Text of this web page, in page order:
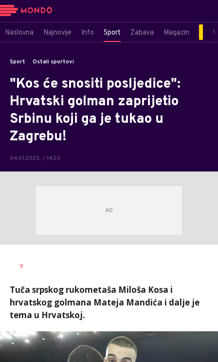
Naslovna Najnovije Info Sport Zabava Magazin
Sport Ostali sportovi
"Kos će snositi posljedice":
Hrvatski golman zaprijetio
Srbinu koji ga je tukao u
Zagrebu!
04.01.2025. / 14:23
AUTOR
9
Tuča srpskog rukometaša Miloša Kosa i
hrvatskog golmana Mateja Mandića i dalje je
tema u Hrvatskoj.